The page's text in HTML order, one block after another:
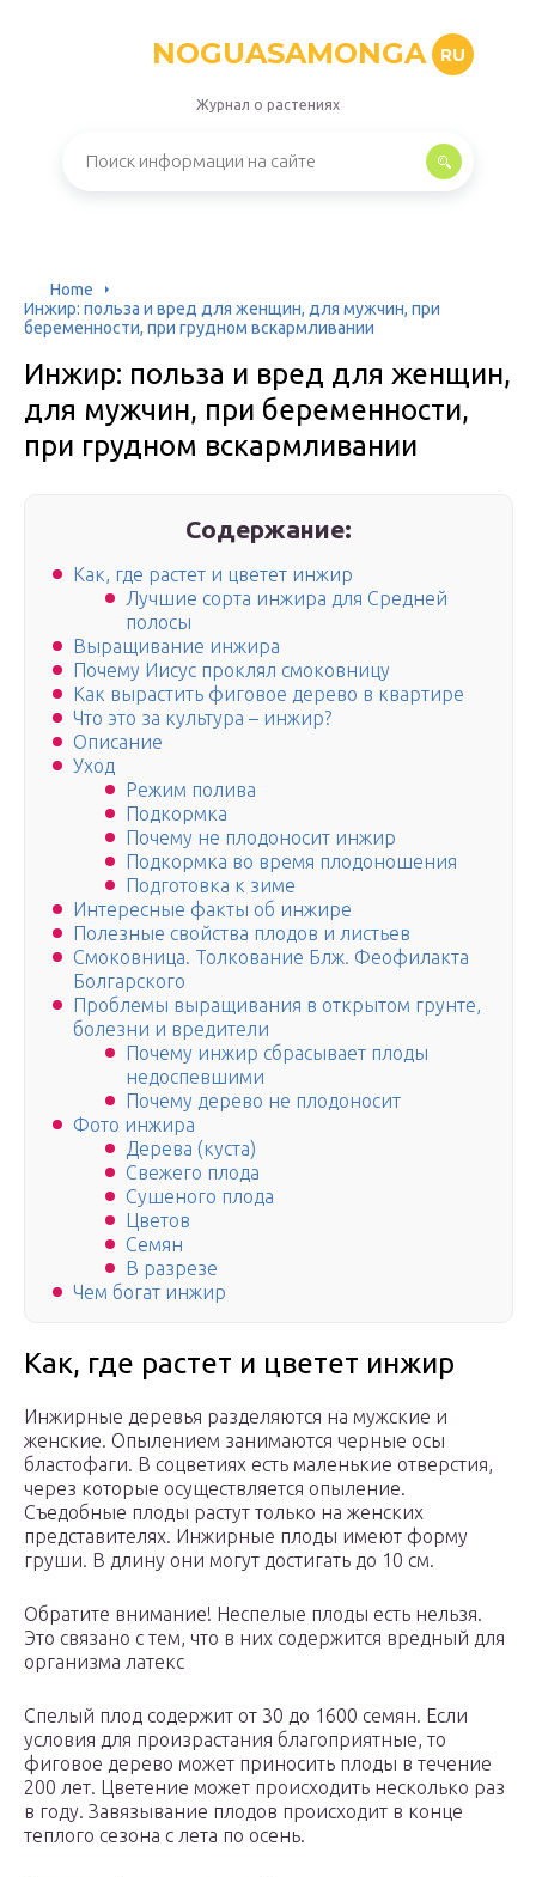
NOGUASAMONGA RU
Журнал о растениях
Home
Инжир: польза и вред для женщин, для мужчин, при
беременности, при грудном вскармливании
Инжир: польза и вред для женщин,
для мужчин, при беременности,
при грудном вскармливании
Содержание:
Как, где растет и цветет инжир
Лучшие сорта инжира для Средней
полосы
Выращивание инжира
Почему Иисус проклял смоковницу
Как вырастить фиговое дерево в квартире
Что это за культура – инжир?
Описание
Уход
Режим полива
Подкормка
Почему не плодоносит инжир
Подкормка во время плодоношения
Подготовка к зиме
Интересные факты об инжире
Полезные свойства плодов и листьев
Смоковница. Толкование Блж. Феофилакта
Болгарского
Проблемы выращивания в открытом грунте,
болезни и вредители
Почему инжир сбрасывает плоды
недоспевшими
Почему дерево не плодоносит
Фото инжира
Дерева (куста)
Свежего плода
Сушеного плода
Цветов
Семян
В разрезе
Чем богат инжир
Как, где растет и цветет инжир
Инжирные деревья разделяются на мужские и
женские. Опылением занимаются черные осы
бластофаги. В соцветиях есть маленькие отверстия,
через которые осуществляется опыление.
Съедобные плоды растут только на женских
представителях. Инжирные плоды имеют форму
груши. В длину они могут достигать до 10 см.
Обратите внимание! Неспелые плоды есть нельзя.
Это связано с тем, что в них содержится вредный для
организма латекс
Спелый плод содержит от 30 до 1600 семян. Если
условия для произрастания благоприятные, то
фиговое дерево может приносить плоды в течение
200 лет. Цветение может происходить несколько раз
в году. Завязывание плодов происходит в конце
теплого сезона с лета по осень.